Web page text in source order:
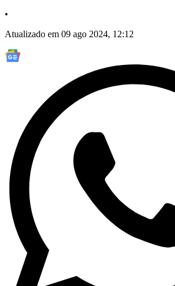
•
Atualizado em 09 ago 2024, 12:12